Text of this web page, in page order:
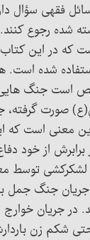
فقهی سؤال
شده رجوع کنند.
که در این
شده است.
است جنگ هایی
صورت
معنی است که
از خود
توسط
جریان جنگ جمل
در جریان
شکم زن